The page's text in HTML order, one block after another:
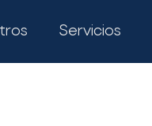
Servicios